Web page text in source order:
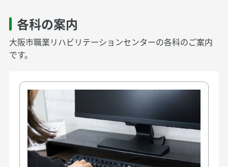
各科の案内
大阪市職業リハビリテーションセンターの各科のご案内
です。